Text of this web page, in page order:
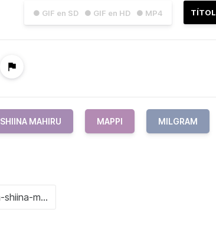
● GIF en SD ● GIF en HD ● MP4 TÍTOL
SHIINA MAHIRU MAPPI MILGRAM